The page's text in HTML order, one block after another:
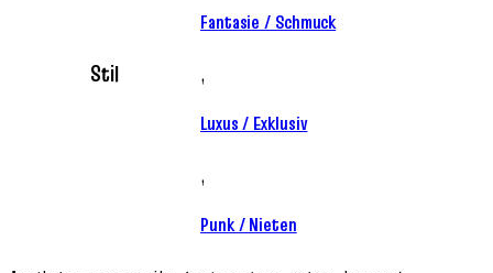
Stil
Fantasie / Schmuck
,
Luxus / Exklusiv
,
Punk / Nieten